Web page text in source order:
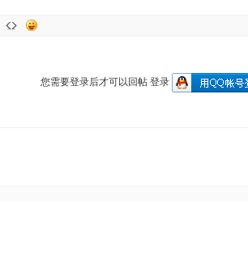
您需要登录后才可以回帖 登录